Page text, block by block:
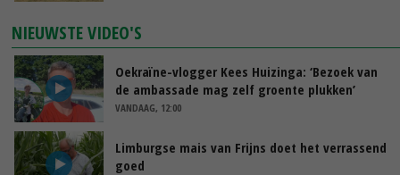
NIEUWSTE VIDEO'S
Oekraïne-vlogger Kees Huizinga: ‘Bezoek van
de ambassade mag zelf groente plukken’
VANDAAG, 12:00
Limburgse mais van Frijns doet het verrassend
goed